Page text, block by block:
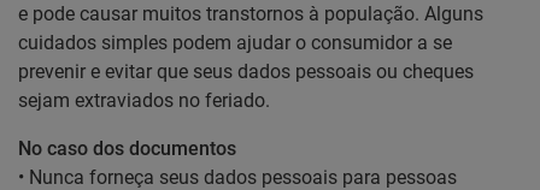
e pode causar muitos transtornos à população. Alguns
cuidados simples podem ajudar o consumidor a se
prevenir e evitar que seus dados pessoais ou cheques
sejam extraviados no feriado.
No caso dos documentos
• Nunca forneça seus dados pessoais para pessoas